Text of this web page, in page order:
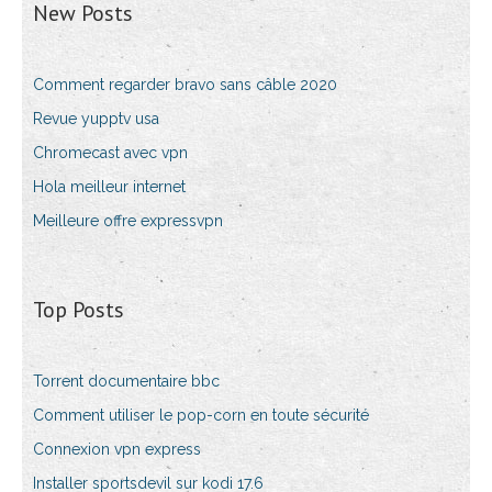
New Posts
Comment regarder bravo sans câble 2020
Revue yupptv usa
Chromecast avec vpn
Hola meilleur internet
Meilleure offre expressvpn
Top Posts
Torrent documentaire bbc
Comment utiliser le pop-corn en toute sécurité
Connexion vpn express
Installer sportsdevil sur kodi 17.6